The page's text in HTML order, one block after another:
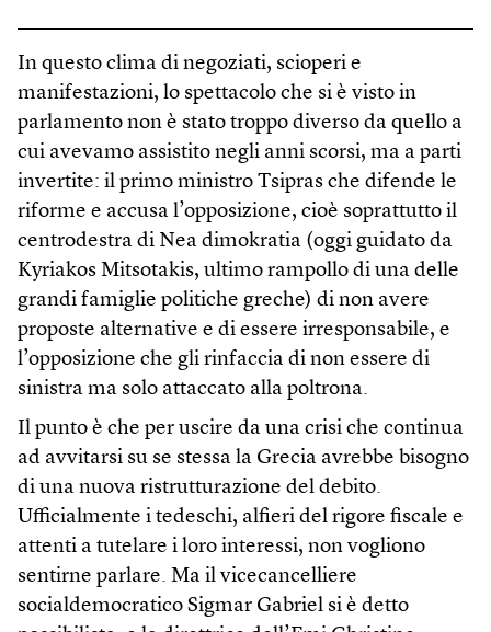
In questo clima di negoziati, scioperi e
manifestazioni, lo spettacolo che si è visto in
parlamento non è stato troppo diverso da quello a
cui avevamo assistito negli anni scorsi, ma a parti
invertite: il primo ministro Tsipras che difende le
riforme e accusa l’opposizione, cioè soprattutto il
centrodestra di Nea dimokratia (oggi guidato da
Kyriakos Mitsotakis, ultimo rampollo di una delle
grandi famiglie politiche greche) di non avere
proposte alternative e di essere irresponsabile, e
l’opposizione che gli rinfaccia di non essere di
sinistra ma solo attaccato alla poltrona.
Il punto è che per uscire da una crisi che continua
ad avvitarsi su se stessa la Grecia avrebbe bisogno
di una nuova ristrutturazione del debito.
Ufficialmente i tedeschi, alfieri del rigore fiscale e
attenti a tutelare i loro interessi, non vogliono
sentirne parlare. Ma il vicecancelliere
socialdemocratico Sigmar Gabriel si è detto